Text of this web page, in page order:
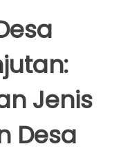
Jenis
Desa